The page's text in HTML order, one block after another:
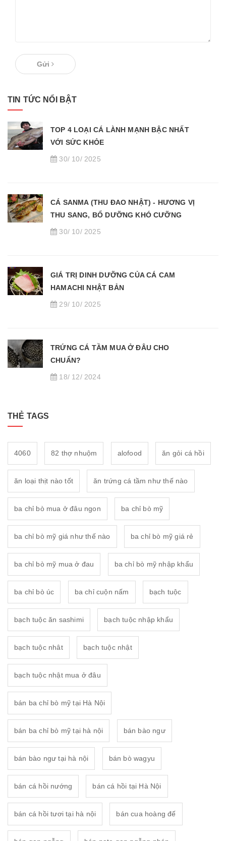
Gửi
TIN TỨC NỔI BẬT
TOP 4 LOẠI CÁ LÀNH MẠNH BẬC NHẤT
VỚI SỨC KHỎE
30/ 10/ 2025
CÁ SANMA (THU ĐAO NHẬT) - HƯƠNG VỊ
THU SANG, BỔ DƯỠNG KHÓ CƯỠNG
30/ 10/ 2025
GIÁ TRỊ DINH DƯỠNG CỦA CÁ CAM
HAMACHI NHẬT BẢN
29/ 10/ 2025
TRỨNG CÁ TẦM MUA Ở ĐÂU CHO
CHUẨN?
18/ 12/ 2024
THẺ TAGS
4060 82 thợ nhuộm alofood ăn gỏi cá hồi
ăn loại thịt nào tốt ăn trứng cá tầm như thế nào
ba chỉ bò mua ở đâu ngon ba chỉ bò mỹ
ba chỉ bò mỹ giá như thế nào ba chỉ bò mỹ giá rẻ
ba chỉ bò mỹ mua ở đau ba chỉ bò mỹ nhập khẩu
ba chỉ bò úc ba chỉ cuộn nấm bạch tuộc
bạch tuộc ăn sashimi bạch tuộc nhập khẩu
bạch tuộc nhât bạch tuộc nhật
bạch tuộc nhật mua ở đâu
bán ba chỉ bò mỹ tại Hà Nội
bán ba chỉ bò mỹ tại hà nội bán bào ngư
bán bào ngư tại hà nội bán bò wagyu
bán cá hồi nướng bán cá hồi tại Hà Nội
bán cá hồi tươi tại hà nội bán cua hoàng đế